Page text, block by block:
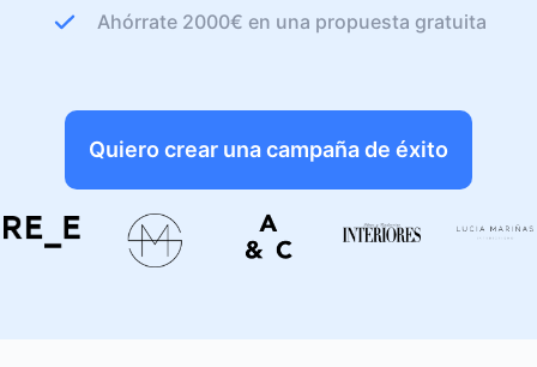
Ahórrate 2000€ en una propuesta gratuita
Quiero crear una campaña de éxito